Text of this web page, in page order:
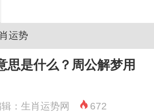
运势
思是什么？周公解梦用
：生肖运势网 672